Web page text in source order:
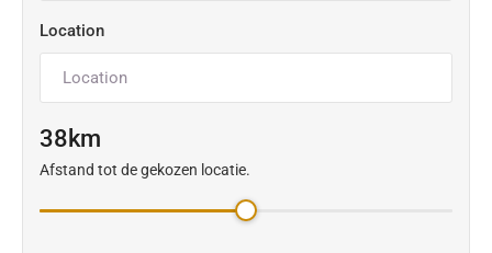
Location
38
Afstand tot de gekozen locatie.